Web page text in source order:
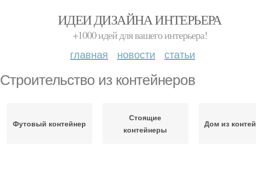
ИДЕИ ДИЗАЙНА ИНТЕРЬЕРА
+1000 идей для вашего интерьера!
главная новости статьи
Строительство из контейнеров
Футовый контейнер
Стоящие
контейнеры
Дом из